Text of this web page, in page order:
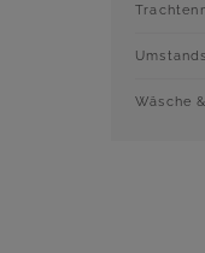
Wäsche